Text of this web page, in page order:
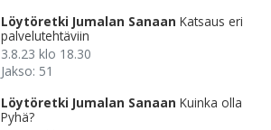
Löytöretki Jumalan Sanaan Katsaus eri
palvelutehtäviin
3.8.23 klo 18.30
Jakso: 51
Löytöretki Jumalan Sanaan Kuinka olla
Pyhä?